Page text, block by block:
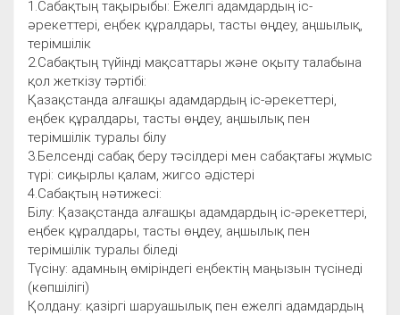
1.Сабақтың тақырыбы: Ежелгі адамдардың іс-
әрекеттері, еңбек құралдары, тасты өңдеу, аңшылық,
терімшілік
2.Сабақтың түйінді мақсаттары және оқыту талабына
қол жеткізу тәртібі:
Қазақстанда алғашқы адамдардың іс-әрекеттері,
еңбек құралдары, тасты өңдеу, аңшылық пен
терімшілік туралы білу
3.Белсенді сабақ беру тәсілдері мен сабақтағы жұмыс
түрі: сиқырлы қалам, жигсо әдістері
4.Сабақтың нәтижесі:
Білу: Қазақстанда алғашқы адамдардың іс-әрекеттері,
еңбек құралдары, тасты өңдеу, аңшылық пен
терімшілік туралы біледі
Түсіну: адамның өміріндегі еңбектің маңызын түсінеді
(көпшілігі)
Қолдану: қазіргі шаруашылық пен ежелгі адамдардың